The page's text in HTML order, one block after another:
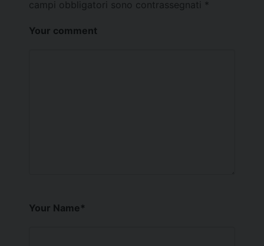
campi obbligatori sono contrassegnati *
Your comment
Your Name*